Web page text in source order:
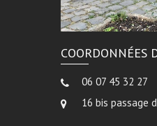
COORDONNÉES
06 07 45 32 27
16 bis passage